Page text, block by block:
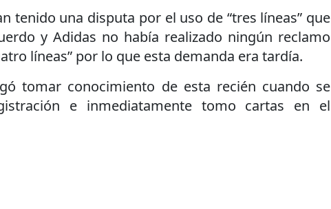
tenido una disputa por el uso de “tres líneas” que
y Adidas no había realizado ningún reclamo
líneas” por lo que esta demanda era tardía.
tomar conocimiento de esta recién cuando se
e inmediatamente tomo cartas en el